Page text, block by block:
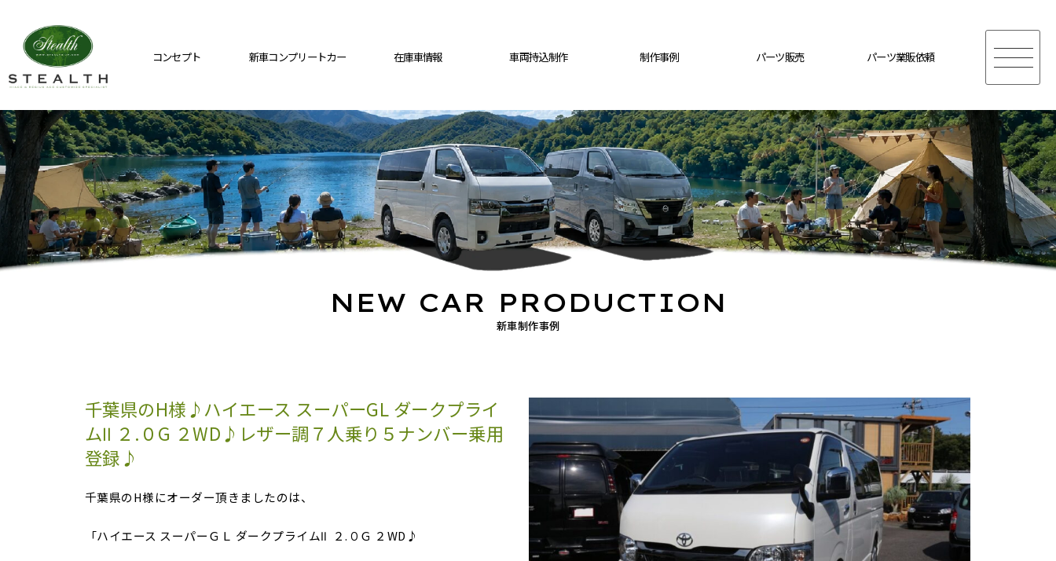
コンセプト 新車コンプリートカー 在庫車情報 車両持込制作 制作事例 パーツ販売 パーツ業販依頼
新車制作事例
NEW CAR PRODUCTION
千葉県のH様♪ハイエース スーパーGL ダークプライ
ムⅡ ２.０G ２WD♪レザー調７人乗り５ナンバー乗用
登録♪
千葉県のH様にオーダー頂きましたのは、
「ハイエース スーパーＧＬ ダークプライムⅡ ２.０Ｇ ２WD♪